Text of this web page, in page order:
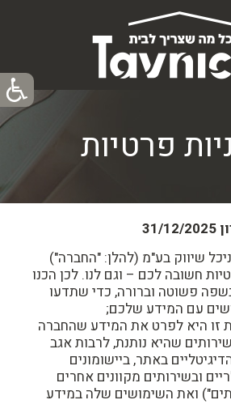
פרטיות
שיווק בע"מ (להלן: "החברה")
חשובה לכם – וגם לנו. לכן הכנו
פשוטה וברורה, כדי שתדעו
עם המידע שלכם;
זו היא לפרט את המידע שהחברה
שהיא נותנת, לרבות אגב
באתר, ביישומונים
ובשירותים מקוונים אחרים
ואת השימושים שלה במידע